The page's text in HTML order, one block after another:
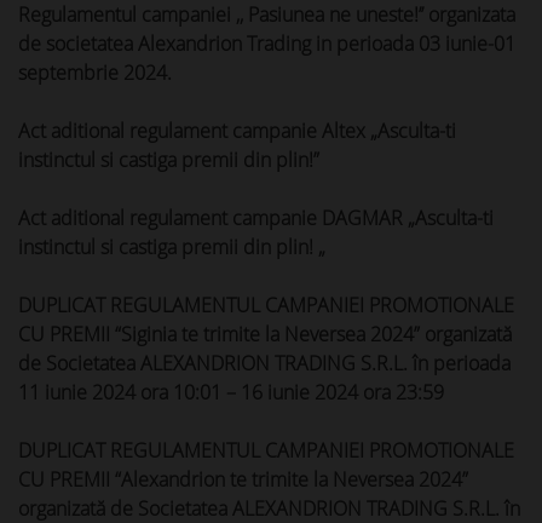
Regulamentul campaniei ,, Pasiunea ne uneste!’’ organizata
de societatea Alexandrion Trading in perioada 03 iunie-01
septembrie 2024.
Act aditional regulament campanie Altex „Asculta-ti
instinctul si castiga premii din plin!”
Act aditional regulament campanie DAGMAR „Asculta-ti
instinctul si castiga premii din plin! „
DUPLICAT REGULAMENTUL CAMPANIEI PROMOTIONALE
CU PREMII “Siginia te trimite la Neversea 2024” organizată
de Societatea ALEXANDRION TRADING S.R.L. în perioada
11 iunie 2024 ora 10:01 – 16 iunie 2024 ora 23:59
DUPLICAT REGULAMENTUL CAMPANIEI PROMOTIONALE
CU PREMII “Alexandrion te trimite la Neversea 2024”
organizată de Societatea ALEXANDRION TRADING S.R.L. în